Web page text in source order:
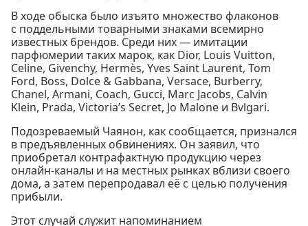
В ходе обыска было изъято множество флаконов
с поддельными товарными знаками всемирно
известных брендов. Среди них — имитации
парфюмерии таких марок, как Dior, Louis Vuitton,
Celine, Givenchy, Hermès, Yves Saint Laurent, Tom
Ford, Boss, Dolce & Gabbana, Versace, Burberry,
Chanel, Armani, Coach, Gucci, Marc Jacobs, Calvin
Klein, Prada, Victoria’s Secret, Jo Malone и Bvlgari.
Подозреваемый Чаянон, как сообщается, признался
в предъявленных обвинениях. Он заявил, что
приобретал контрафактную продукцию через
онлайн-каналы и на местных рынках вблизи своего
дома, а затем перепродавал её с целью получения
прибыли.
Этот случай служит напоминанием